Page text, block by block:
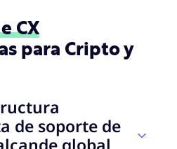
CX
para Cripto y
de soporte de